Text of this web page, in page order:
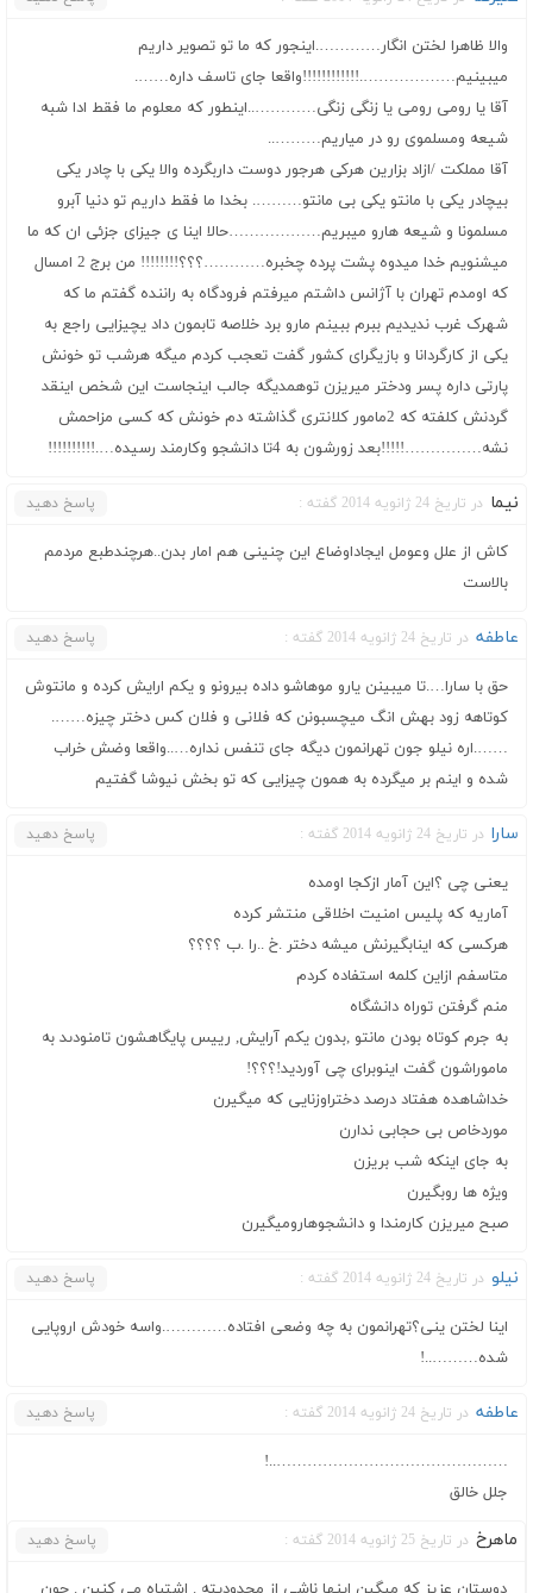
والا ظاهرا لختن انگار………….اینجور که ما تو تصویر داریم
میبینیم……………….!!!!!!!!!!!!واقعا جای تاسف داره…….
آقا یا رومی رومی یا زنگی زنگی…………..اینطور که معلوم ما فقط ادا شبه
شیعه ومسلموی رو در میاریم………..
آقا مملکت /ازاد بزارین هرکی هرجور دوست داربگرده والا یکی با چادر یکی
بیچادر یکی با مانتو یکی بی مانتو………. بخدا ما فقط داریم تو دنیا آبرو
مسلمونا و شیعه هارو میبریم………………حالا اینا ی جیزای جزئی ان که ما
میشنویم خدا میدوه پشت پرده چخبره…………؟؟؟!!!!!!!! من برج 2 امسال
که اومدم تهران با آژانس داشتم میرفتم فرودگاه به راننده گفتم ما که
شهرک غرب ندیدیم ببرم ببینم مارو برد خلاصه تابمون داد یچیزایی راجع به
یکی از کارگردانا و بازیگرای کشور گفت تعجب کردم میگه هرشب تو خونش
پارتی داره پسر ودختر میریزن توهمدیگه جالب اینجاست این شخص اینقد
گردنش کلفته که 2مامور کلانتری گذاشته دم خونش که کسی مزاحمش
نشه……………!!!!!بعد زورشون به 4تا دانشجو وکارمند رسیده….!!!!!!!!!!
نیما در تاریخ 24 ژانویه 2014 گفته : پاسخ دهید
کاش از علل وعومل ایجاداوضاع این چنینی هم امار بدن..هرچندطبع مردمم
بالاست
عاطفه در تاریخ 24 ژانویه 2014 گفته : پاسخ دهید
حق با سارا….تا میبینن یارو موهاشو داده بیرونو و یکم ارایش کرده و مانتوش
کوتاهه زود بهش انگ میچسبونن که فلانی و فلان کس دختر چیزه…….
…….اره نیلو جون تهرانمون دیگه جای تنفس نداره…..واقعا وضش خراب
شده و اینم بر میگرده به همون چیزایی که تو بخش نیوشا گفتیم
سارا در تاریخ 24 ژانویه 2014 گفته : پاسخ دهید
يعنى چى ؟اين آمار ازکجا اومده
آماريه که پليس امنيت اخلاقى منتشر کرده
هرکسى که اينابگيرنش ميشه دختر .خ ..را .ب ؟؟؟؟
متاسفم ازاين کلمه استفاده کردم
منم گرفتن توراه دانشگاه
به جرم کوتاه بودن مانتو ,بدون يکم آرايش, رييس پايگاهشون تامنودىد به
ماموراشون گفت اينوبراى چى آورديد!؟؟؟!
خداشاهده هفتاد درصد دختراوزنايى که ميگيرن
موردخاص بى حجابى ندارن
به جاى اينکه شب بريزن
ويژه ها روبگيرن
صبح ميريزن کارمندا و دانشجوهاروميگيرن
نیلو در تاریخ 24 ژانویه 2014 گفته : پاسخ دهید
اینا لختن ینی؟تهرانمون به چه وضعی افتاده………….واسه خودش اروپایی
شده………..!
عاطفه در تاریخ 24 ژانویه 2014 گفته : پاسخ دهید
………………………………………..!
جلل خالق
ماهرخ در تاریخ 25 ژانویه 2014 گفته : پاسخ دهید